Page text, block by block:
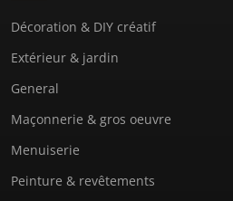
Décoration & DIY créatif
Extérieur & jardin
General
Maçonnerie & gros oeuvre
Menuiserie
Peinture & revêtements